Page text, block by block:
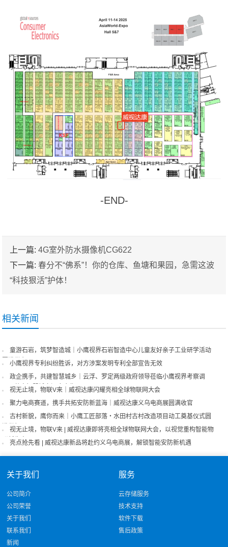
-END-
上一篇:4G室外防水摄像机CG622
下一篇: 春分不“佛系”！你的仓库、鱼塘和果园，急需这波
“科技狠活”护体！
相关新闻
童游石岩，筑梦智造城｜小鹰视界石岩智造中心儿童友好亲子工业研学活动
圆满举办
小鹰视界专利纠纷胜诉，对方涉案发明专利全部宣告无效
政企携手，共建智慧城乡｜云浮、罗定两级政府领导莅临小鹰视界考察调
研，共商智慧城市深度合作
视无止境，物联V来｜威视达康闪耀亮相全球物联网大会
聚力电商赛道，携手共拓安防新蓝海｜威视达康义乌电商展圆满收官
古村新貌，鹰你而来｜小鹰工匠部落・水田村古村改造项目动工奠基仪式圆
满举行
视无止境，物联V来 | 威视达康即将亮相全球物联网大会，以视觉重构智能物
联新生态！
亮点抢先看 | 威视达康新品将赴约义乌电商展，解锁智能安防新机遇
关于我们
公司简介
公司荣誉
关于我们
联系我们
新闻
服务
云存储服务
技术支持
软件下载
售后政策